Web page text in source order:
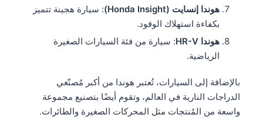
هوندا إنسايت (Honda Insight)
: سيارة هجينة تتميز
بكفاءة استهلاك الوقود.
هوندا HR-V
: سيارة من فئة السيارات الصغيرة
الرياضية.
بالإضافة إلى السيارات، تُعتبر هوندا من أكبر مُصنّعي
الدراجات النارية في العالم، وتقوم أيضًا بتصنيع مجموعة
واسعة من المُنتجات مثل المحركات الصغيرة والطائرات.